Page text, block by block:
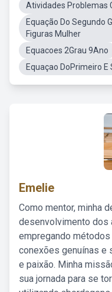
Atividades Problemas
Equação Do Segundo
Figuras Mulher
Equacoes 2Grau 9Ano
Equaçao DoPrimeiro
Emelie
Como mentor, minha
desenvolvimento dos
empregando
conexões genuínas e
e paixão. Minha
sua jornada para se